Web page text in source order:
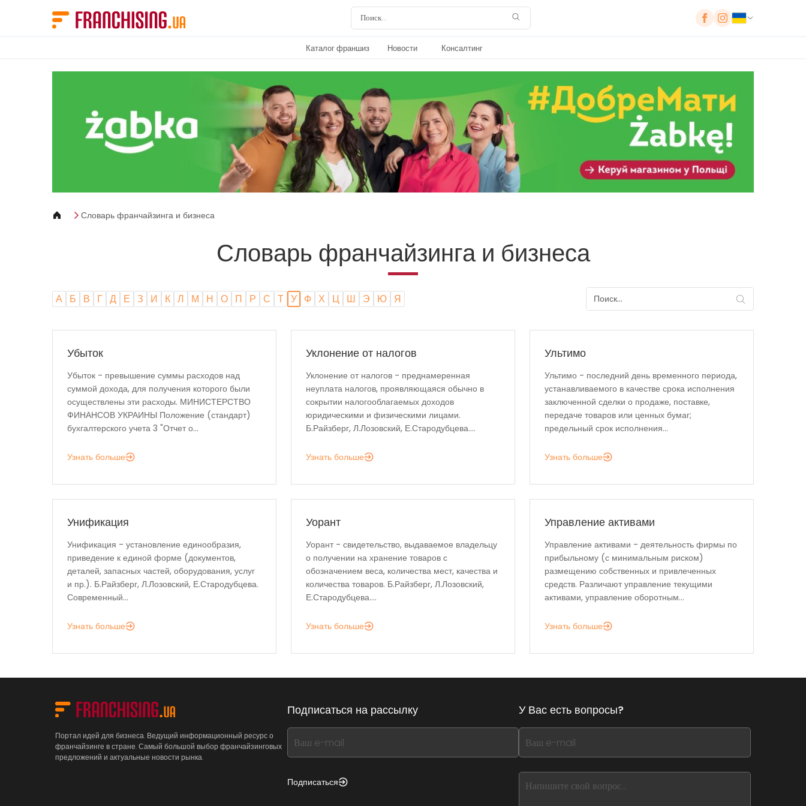
Каталог франшиз Новости Консалтинг
Словарь франчайзинга и бизнеса
Словарь франчайзинга и бизнеса
А Б В Г Д Е З И К Л М Н О П Р С Т У Ф Х Ц Ш Э Ю Я
Убыток
Убыток - превышение суммы расходов над
суммой дохода, для получения которого были
осуществлены эти расходы. МИНИСТЕРСТВО
ФИНАНСОВ УКРАИНЫ Положение (стандарт)
бухгалтерского учета 3 "Отчет о...
Узнать больше
Уклонение от налогов
Уклонение от налогов - преднамеренная
неуплата налогов, проявляющаяся обычно в
сокрытии налогооблагаемых доходов
юридическими и физическими лицами.
Б.Райзберг, Л.Лозовский, Е.Стародубцева....
Узнать больше
Ультимо
Ультимо - последний день временного периода,
устанавливаемого в качестве срока исполнения
заключенной сделки о продаже, поставке,
передаче товаров или ценных бумаг;
предельный срок исполнения...
Узнать больше
Унификация
Унификация - установление единообразия,
приведение к единой форме (документов,
деталей, запасных частей, оборудования, услуг
и пр.). Б.Райзберг, Л.Лозовский, Е.Стародубцева.
Современный...
Узнать больше
Уорант
Уорант - свидетельство, выдаваемое владельцу
о получении на хранение товаров с
обозначением веса, количества мест, качества и
количества товаров. Б.Райзберг, Л.Лозовский,
Е.Стародубцева....
Узнать больше
Управление активами
Управление активами - деятельность фирмы по
прибыльному (с минимальным риском)
размещению собственных и привлеченных
средств. Различают управление текущими
активами, управление оборотным...
Узнать больше
Портал идей для бизнеса. Ведущий информационный ресурс о
франчайзинге в стране. Самый большой выбор франчайзинговых
предложений и актуальные новости рынка.
Подписаться на рассылку
If
you
this,
Подписаться
У Вас есть вопросы?
If
you
this,